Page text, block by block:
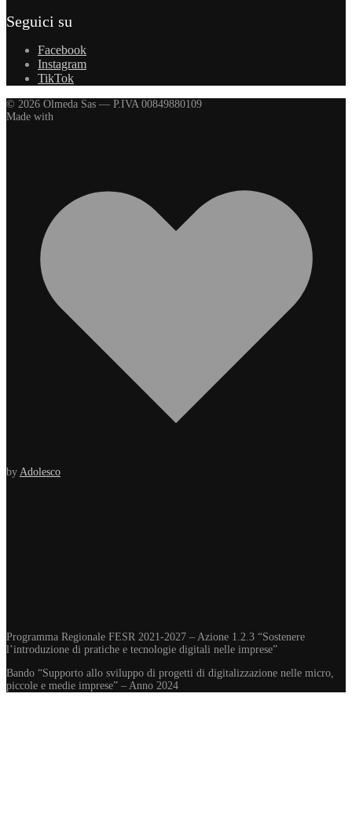
Seguici su
Facebook
Instagram
TikTok
© 2026 Olmeda Sas — P.IVA 00849880109
Made with
by Adolesco
Programma Regionale FESR 2021-2027 – Azione 1.2.3 “Sostenere
l’introduzione di pratiche e tecnologie digitali nelle imprese”
Bando “Supporto allo sviluppo di progetti di digitalizzazione nelle micro,
piccole e medie imprese” – Anno 2024